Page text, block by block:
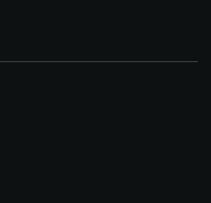
Questi cookie